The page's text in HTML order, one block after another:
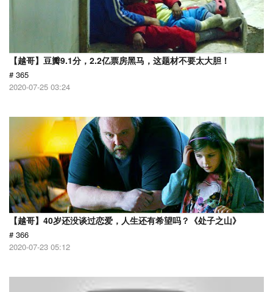
【越哥】豆瓣9.1分，2.2亿票房黑马，这题材不要太大胆！
# 365
2020-07-25 03:24
【越哥】40岁还没谈过恋爱，人生还有希望吗？《处子之山》
# 366
2020-07-23 05:12